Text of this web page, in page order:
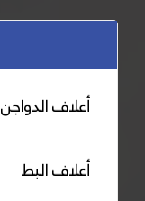
أعلاف الدواجن
أعلاف البط